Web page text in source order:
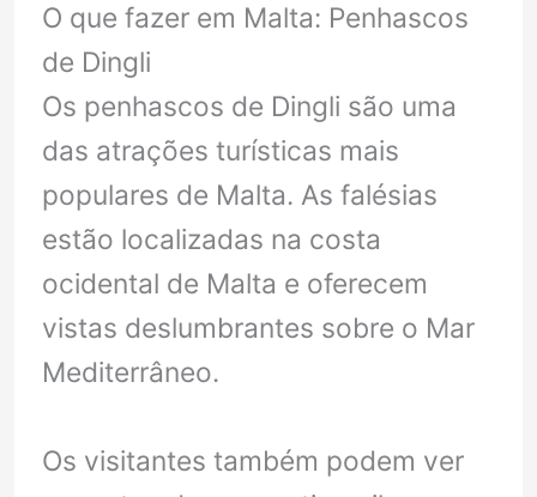
O que fazer em Malta: Penhascos
de Dingli
Os penhascos de Dingli são uma
das atrações turísticas mais
populares de Malta. As falésias
estão localizadas na costa
ocidental de Malta e oferecem
vistas deslumbrantes sobre o Mar
Mediterrâneo.
Os visitantes também podem ver